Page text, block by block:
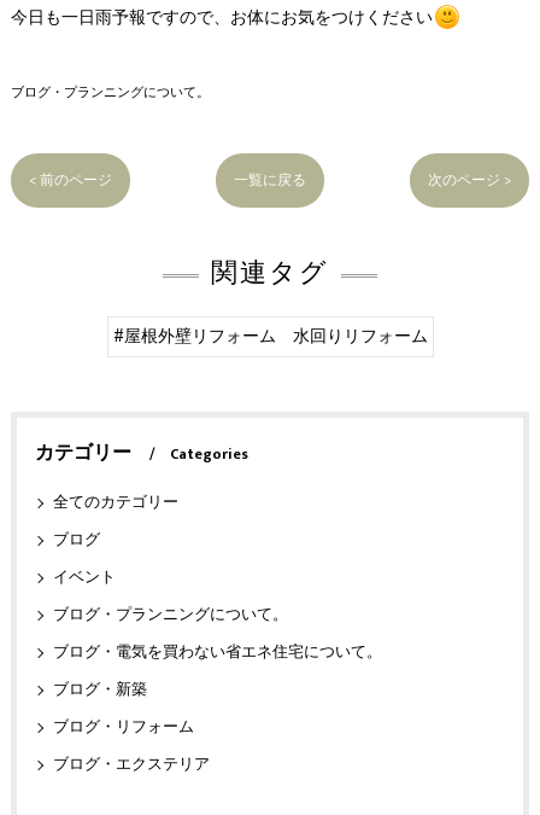
今日も一日雨予報ですので、お体にお気をつけください
ブログ・プランニングについて。
< 前のページ 一覧に戻る 次のページ >
関連タグ
#屋根外壁リフォーム 水回りリフォーム
カテゴリー
Categories
全てのカテゴリー
ブログ
イベント
ブログ・プランニングについて。
ブログ・電気を買わない省エネ住宅について。
ブログ・新築
ブログ・リフォーム
ブログ・エクステリア